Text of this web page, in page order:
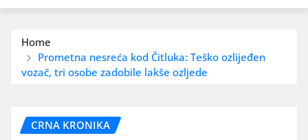
Home
Prometna nesreća kod Čitluka: Teško ozlijeđen
vozač, tri osobe zadobile lakše ozljede
CRNA KRONIKA